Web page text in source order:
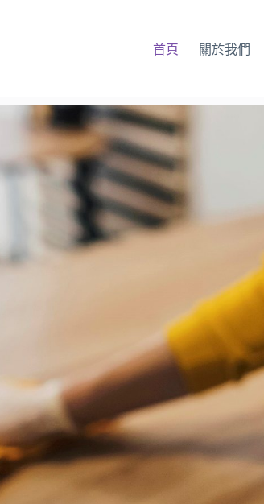
首頁 關於我們